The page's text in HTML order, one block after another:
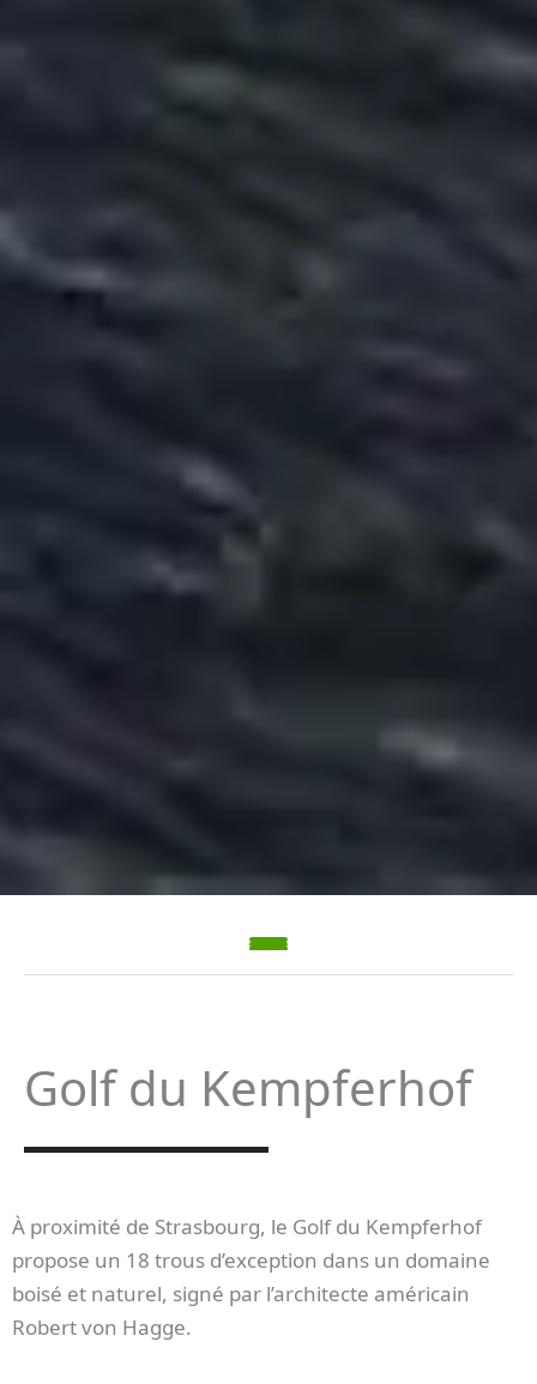
Golf du Kempferhof
À proximité de Strasbourg, le Golf du Kempferhof
propose un 18 trous d’exception dans un domaine
boisé et naturel, signé par l’architecte américain
Robert von Hagge.